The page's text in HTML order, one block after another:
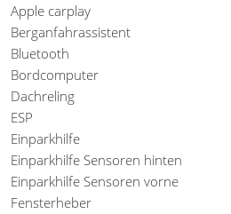
Apple carplay
Berganfahrassistent
Bluetooth
Bordcomputer
Dachreling
ESP
Einparkhilfe
Einparkhilfe Sensoren hinten
Einparkhilfe Sensoren vorne
Fensterheber